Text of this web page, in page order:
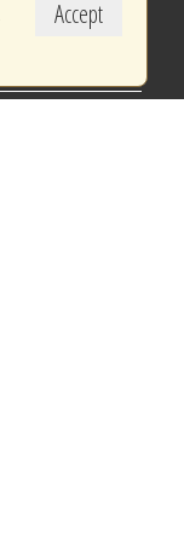
Accept